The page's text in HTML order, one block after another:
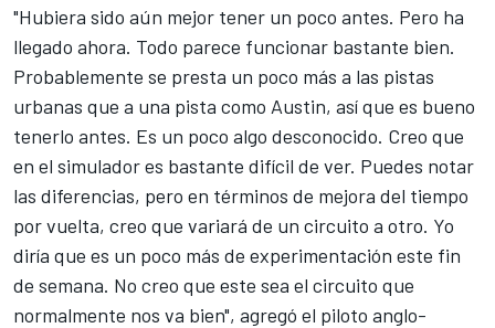
"Hubiera sido aún mejor tener un poco antes. Pero ha
llegado ahora. Todo parece funcionar bastante bien.
Probablemente se presta un poco más a las pistas
urbanas que a una pista como Austin, así que es bueno
tenerlo antes. Es un poco algo desconocido. Creo que
en el simulador es bastante difícil de ver. Puedes notar
las diferencias, pero en términos de mejora del tiempo
por vuelta, creo que variará de un circuito a otro. Yo
diría que es un poco más de experimentación este fin
de semana. No creo que este sea el circuito que
normalmente nos va bien", agregó el piloto anglo-